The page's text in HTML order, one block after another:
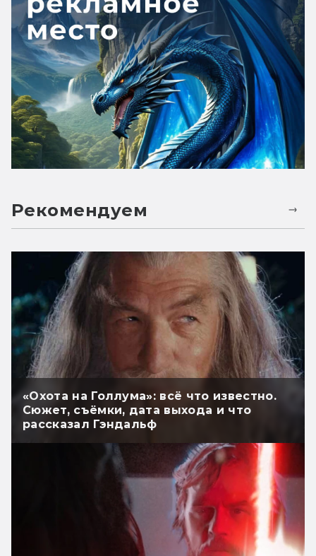
Рекомендуем
«Охота на Голлума»: всё что известно.
Сюжет, съёмки, дата выхода и что
рассказал Гэндальф